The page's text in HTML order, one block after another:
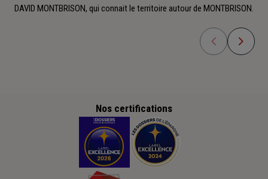
DAVID MONTBRISON, qui connait le territoire autour de MONTBRISON.
Nos certifications